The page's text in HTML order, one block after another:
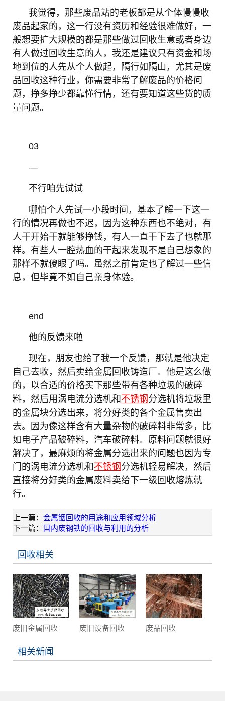
我觉得，那些废品站的老板都是从个体慢慢收
废品起家的，这一行没有资历和经验很难做好，一
般想要扩大规模的都是那些做过回收生意或者身边
有人做过回收生意的人，我还是建议只有资金和场
地到位的人先从个人做起，隔行如隔山，尤其是废
品回收这种行业，你需要非常了解废品的价格问
题，挣多挣少都靠懂行情，还有要知道这些货的质
量问题。
03
—
不行咱先试试
哪怕个人先试一小段时间，基本了解一下这一
行的情况再做也不迟，因为这种东西也不绝对，有
人干开始干就能够挣钱，有人一直干下去了也就那
样。有些人一腔热血的干起来发现不是自己想象的
那样不就傻眼了吗。虽然之前肯定也了解过一些信
息，但毕竟不如自己亲身体验。
end
他的反馈来啦
现在，朋友也给了我一个反馈，那就是他决定
自己去收，然后卖给金属回收铸造厂。他是这么做
的，以合适的价格买下那些带有各种垃圾的破碎
料，然后用涡电流分选机和 不锈钢 分选机将垃圾里
的金属块分选出来，将分好类的各个金属售卖出
去。因为像这样含有大量杂物的破碎料非常多，比
如电子产品破碎料，汽车破碎料。原料问题就很好
解决了，最麻烦的将金属分选出来的问题也因为专
门的涡电流分选机和 不锈钢 分选机轻易解决，然后
直接将分好类的金属废料卖给下一级回收熔炼就
行。
上一篇： 金属铟回收的用途和应用领域分析
下一篇：
国内废钢铁的回收与利用的分析
回收相关
废旧金属回收 废旧设备回收 废品回收
相关新闻